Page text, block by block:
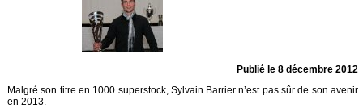
Publié le 8 décembre 2012
Malgré son titre en 1000 superstock, Sylvain Barrier n’est pas sûr de son avenir
en 2013.